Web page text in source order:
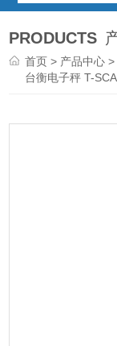
PRODUCTS
首页 > 产品中心 >
台衡电子秤 T-